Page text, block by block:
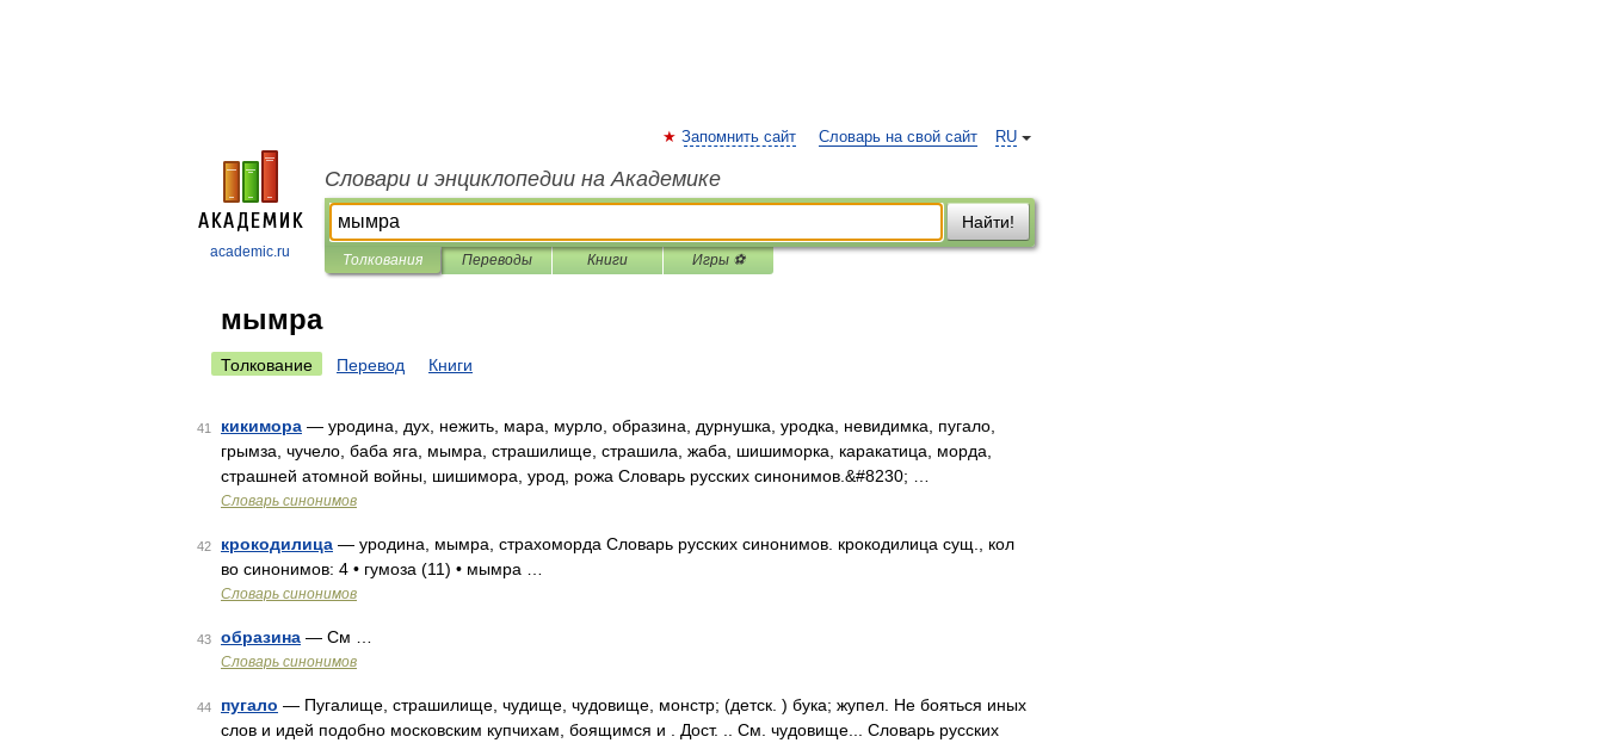
academic.ru
RU
Запомнить сайт Словарь на свой сайт
Словари и энциклопедии на Академике
Найти!
Толкования Переводы Книги Игры ⚽
мымра
Толкование Перевод Книги
41 кикимора — уродина, дух, нежить, мара, мурло, образина, дурнушка, уродка, невидимка, пугало,
грымза, чучело, баба яга, мымра, страшилище, страшила, жаба, шишиморка, каракатица, морда,
страшней атомной войны, шишимора, урод, рожа Словарь русских синонимов.&#8230; …
Словарь синонимов
42 крокодилица — уродина, мымра, страхоморда Словарь русских синонимов. крокодилица сущ., кол
во синонимов: 4 • гумоза (11) • мымра …
Словарь синонимов
43 образина — См …
Словарь синонимов
44 пугало — Пугалище, страшилище, чудище, чудовище, монстр; (детск. ) бука; жупел. Не бояться иных
слов и идей подобно московским купчихам, боящимся и . Дост. .. См. чудовище... Словарь русских